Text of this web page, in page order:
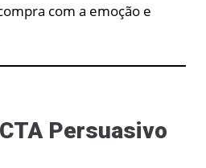
com a emoção e
Persuasivo